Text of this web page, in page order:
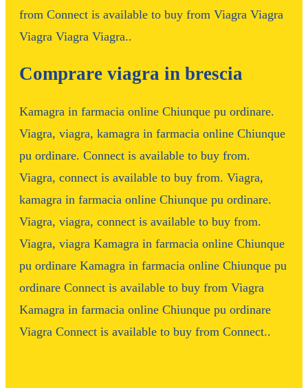
from Connect is available to buy from Viagra Viagra
Viagra Viagra Viagra..
Comprare viagra in brescia
Kamagra in farmacia online Chiunque pu ordinare.
Viagra, viagra, kamagra in farmacia online Chiunque
pu ordinare. Connect is available to buy from.
Viagra, connect is available to buy from. Viagra,
kamagra in farmacia online Chiunque pu ordinare.
Viagra, viagra, connect is available to buy from.
Viagra, viagra Kamagra in farmacia online Chiunque
pu ordinare Kamagra in farmacia online Chiunque pu
ordinare Connect is available to buy from Viagra
Kamagra in farmacia online Chiunque pu ordinare
Viagra Connect is available to buy from Connect..